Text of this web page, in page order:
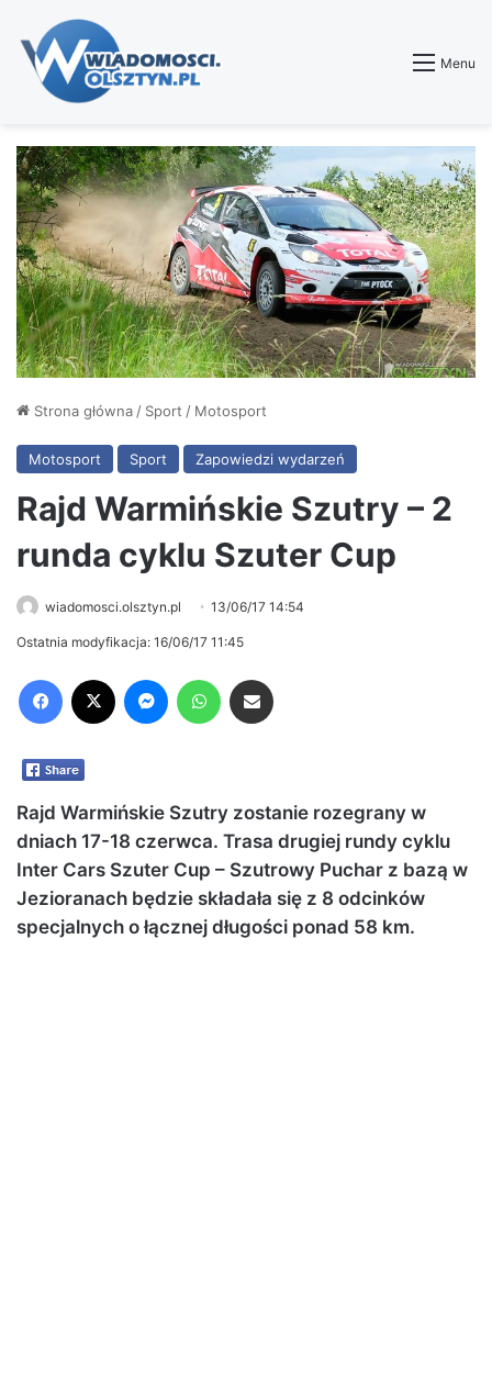
Menu
Strona główna/ Sport / Motosport
Motosport Sport Zapowiedzi wydarzeń
Rajd Warmińskie Szutry – 2
runda cyklu Szuter Cup
wiadomosci.olsztyn.pl 13/06/17 14:54
Ostatnia modyfikacja: 16/06/17 11:45
Rajd Warmińskie Szutry zostanie rozegrany w
dniach 17-18 czerwca. Trasa drugiej rundy cyklu
Inter Cars Szuter Cup – Szutrowy Puchar z bazą w
Jezioranach będzie składała się z 8 odcinków
specjalnych o łącznej długości ponad 58 km.